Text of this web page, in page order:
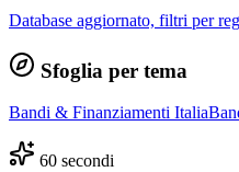
Database aggiornato, filtri per
Sfoglia per tema
Bandi & Finanziamenti Italia
60 secondi